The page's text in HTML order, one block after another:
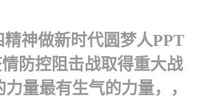
神做新时代圆梦人PPT
防控阻击战取得重大战
量最有生气的力量，，